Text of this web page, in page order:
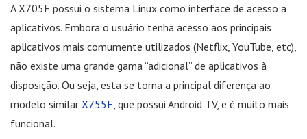
A X705F possui o sistema Linux como interface de acesso a
aplicativos. Embora o usuário tenha acesso aos principais
aplicativos mais comumente utilizados (Netflix, YouTube, etc),
não existe uma grande gama “adicional” de aplicativos à
disposição. Ou seja, esta se torna a principal diferença ao
modelo similar X755F , que possui Android TV, e é muito mais
funcional.